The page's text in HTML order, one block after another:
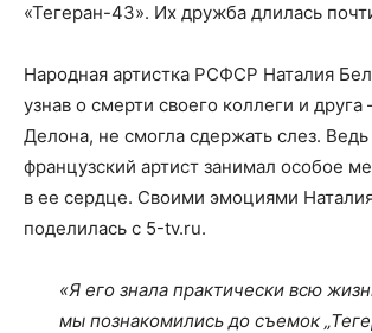
«Тегеран-43». Их дружба длилась
Народная артистка РСФСР Наталия
узнав о смерти своего коллеги и
Делона, не смогла сдержать слез.
французский артист занимал особое
в ее сердце. Своими эмоциями
поделилась с 5-tv.ru.
«Я его знала практически всю
мы познакомились до съемок